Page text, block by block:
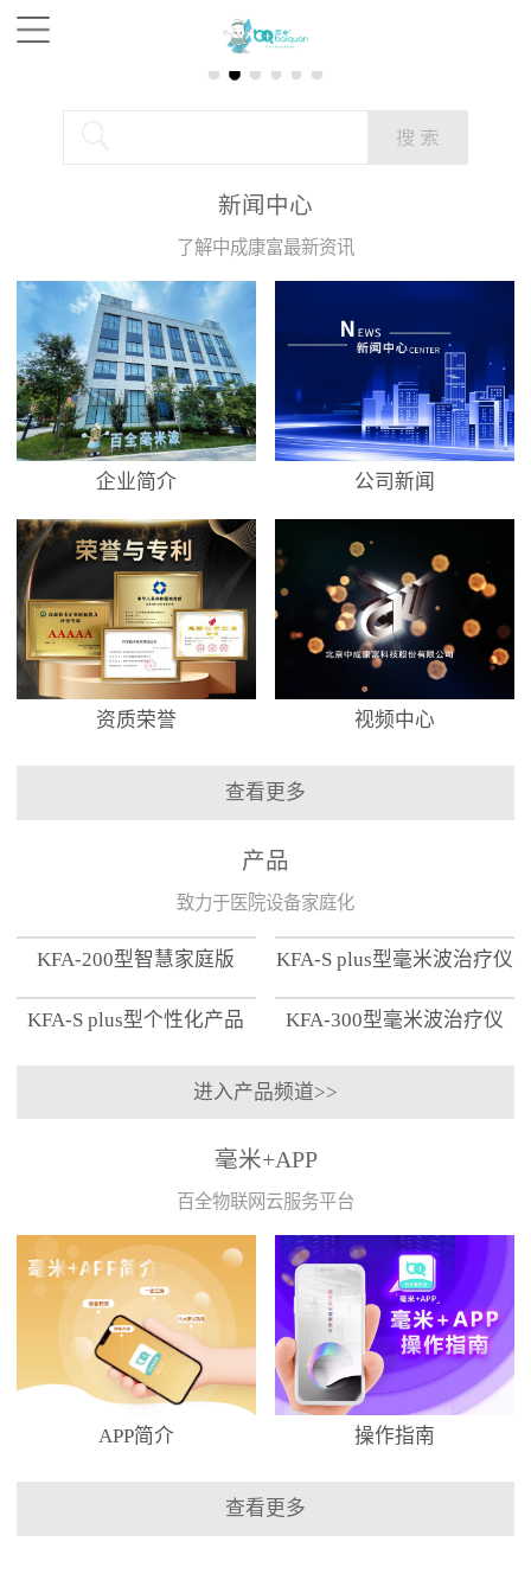
新闻中心
了解中成康富最新资讯
企业简介 公司新闻
资质荣誉 视频中心
查看更多
产品
致力于医院设备家庭化
KFA-200型智慧家庭版 KFA-S plus型毫米波治疗仪
KFA-S plus型个性化产品
KFA-300型毫米波治疗仪
进入产品频道>>
毫米+APP
百全物联网云服务平台
APP简介 操作指南
查看更多